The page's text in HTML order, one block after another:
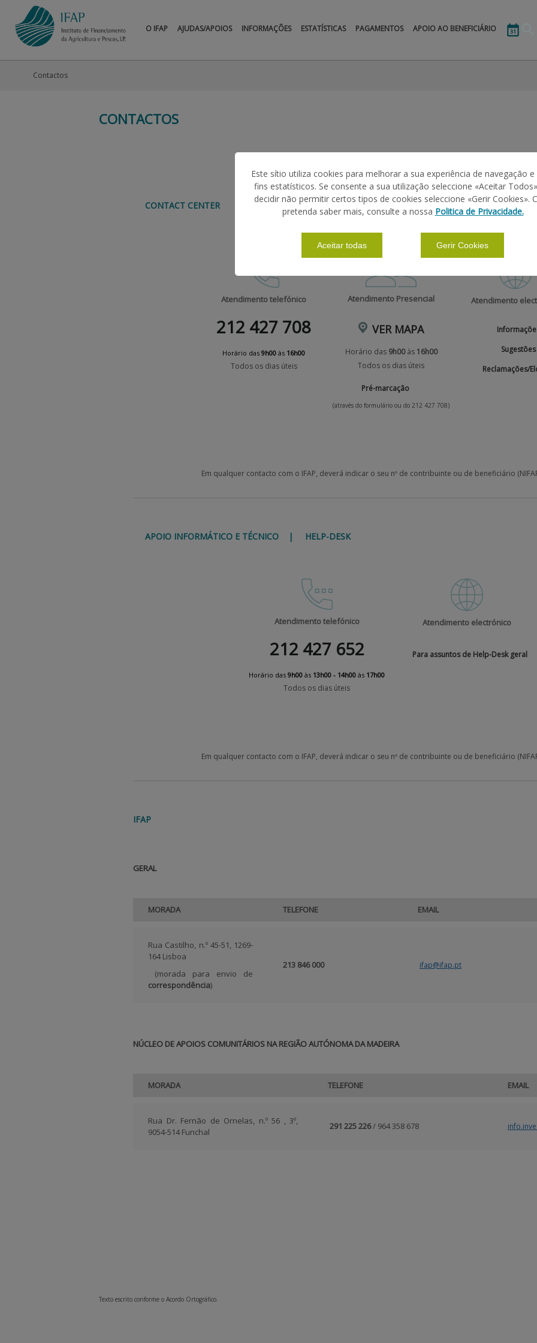
O IFAP AJUDAS/APOIOS INFORMAÇÕES ESTATÍSTICAS PAGAMENTOS APOIO AO BENEFICIÁRIO
Contactos
CONTACTOS
CONTACT CENTER
Atendimento telefónico
212 427 708
Horário das 9h00 às 16h00
Todos os dias úteis
Atendimento Presencial
VER MAPA
Horário das 9h00às 16h00
Todos os dias úteis
Pré-marcação
(através do formulário ou do 212 427 708)
Atendimento
Sugestões
Reclamações/
Em qualquer contacto com o IFAP, deverá indicar o seu nº de contribuinte ou de beneficiário
APOIO INFORMÁTICO E TÉCNICO | HELP-DESK
Atendimento telefónico
212 427 652
Horário das 9h00 às 13h00 - 14h00 às 17h00
Todos os dias úteis
Atendimento electrónico
Para assuntos de Help-Desk geral
Em qualquer contacto com o IFAP, deverá indicar o seu nº de contribuinte ou de beneficiário
IFAP
GERAL
MORADA TELEFONE EMAIL
Rua Castilho, n.º 45-51, 1269-
164 Lisboa
(morada para envio de
correspondência)
213 846 000 ifap@ifap.pt
NÚCLEO DE APOIOS COMUNITÁRIOS NA REGIÃO AUTÓNOMA DA MADEIRA
MORADA TELEFONE EMAIL
Rua Dr. Fernão de Ornelas, n.º 56 , 3º,
9054-514 Funchal
291 225 226/ 964 358 678
Texto escrito conforme o Acordo Ortográfico.
Este sítio utiliza cookies para melhorar a sua experiência de navegação e
fins estatísticos. Se consente a sua utilização seleccione «Aceitar
decidir não permitir certos tipos de cookies seleccione «Gerir Cookies».
pretenda saber mais, consulte a nossa Politica de Privacidade.
Aceitar todas Gerir Cookies